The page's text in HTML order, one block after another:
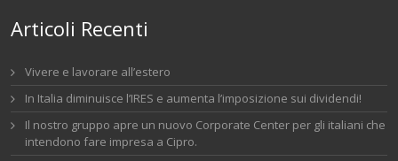
Articoli Recenti
Vivere e lavorare all’estero
In Italia diminuisce l’IRES e aumenta l’imposizione sui dividendi!
Il nostro gruppo apre un nuovo Corporate Center per gli italiani che
intendono fare impresa a Cipro.